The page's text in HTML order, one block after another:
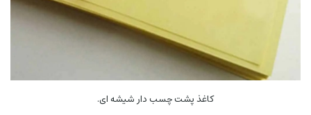
کاغذ پشت چسب دار شیشه ای.